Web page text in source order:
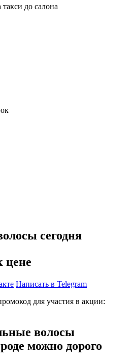
до салона
сегодня
цене
Написать в Telegram
для участия в акции:
волосы
можно дорого